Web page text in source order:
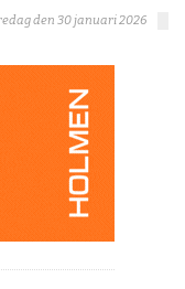
den 30 januari 2026